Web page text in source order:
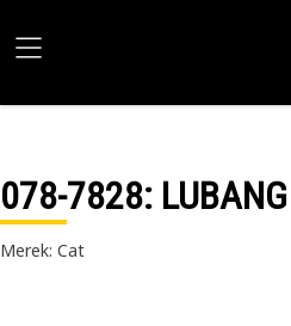
078-7828:
Merek: Cat